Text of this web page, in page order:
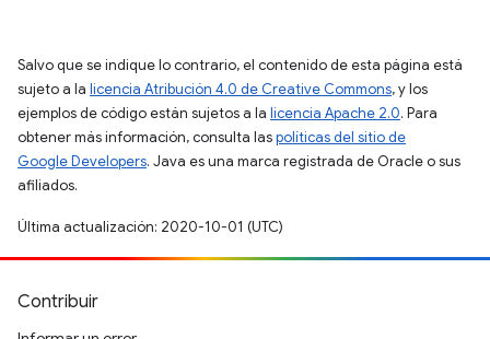
Salvo que se indique lo contrario, el contenido de esta página está
sujeto a la licencia Atribución 4.0 de Creative Commons, y los
ejemplos de código están sujetos a la licencia Apache 2.0. Para
obtener más información, consulta laspolíticas del sitio de
Google Developers. Java es una marca registrada de Oracle o sus
afiliados.
Última actualización: 2020-10-01 (UTC)
Contribuir